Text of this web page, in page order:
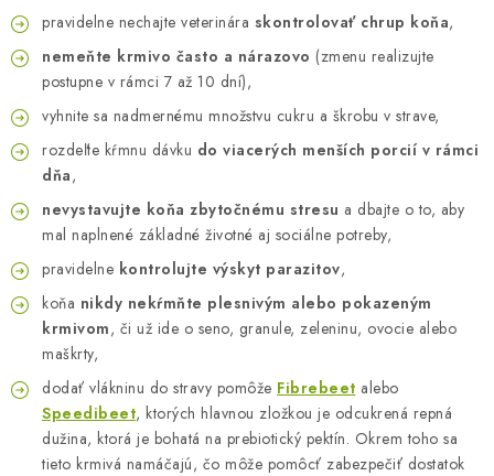
pravidelne nechajte veterinára skontrolovať chrup koňa,
nemeňte krmivo často a nárazovo (zmenu realizujte
postupne v rámci 7 až 10 dní),
vyhnite sa nadmernému množstvu cukru a škrobu v strave,
rozdeľte kŕmnu dávku do viacerých menších porcií v rámci
dňa,
nevystavujte koňa zbytočnému stresu a dbajte o to, aby
mal naplnené základné životné aj sociálne potreby,
pravidelne kontrolujte výskyt parazitov,
koňa nikdy nekŕmňte plesnivým alebo pokazeným
krmivom, či už ide o seno, granule, zeleninu, ovocie alebo
maškrty,
dodať vlákninu do stravy pomôže Fibrebeet alebo
Speedibeet, ktorých hlavnou zložkou je odcukrená repná
dužina, ktorá je bohatá na prebiotický pektín. Okrem toho sa
tieto krmivá namáčajú, čo môže pomôcť zabezpečiť dostatok